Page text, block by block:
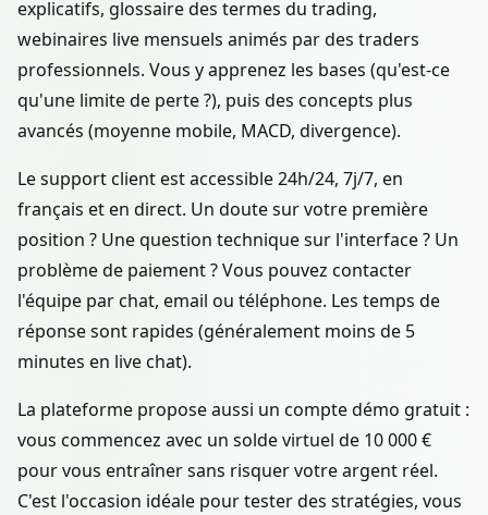
explicatifs, glossaire des termes du trading,
webinaires live mensuels animés par des traders
professionnels. Vous y apprenez les bases (qu'est-ce
qu'une limite de perte ?), puis des concepts plus
avancés (moyenne mobile, MACD, divergence).
Le support client est accessible 24h/24, 7j/7, en
français et en direct. Un doute sur votre première
position ? Une question technique sur l'interface ? Un
problème de paiement ? Vous pouvez contacter
l'équipe par chat, email ou téléphone. Les temps de
réponse sont rapides (généralement moins de 5
minutes en live chat).
La plateforme propose aussi un compte démo gratuit :
vous commencez avec un solde virtuel de 10 000 €
pour vous entraîner sans risquer votre argent réel.
C'est l'occasion idéale pour tester des stratégies, vous